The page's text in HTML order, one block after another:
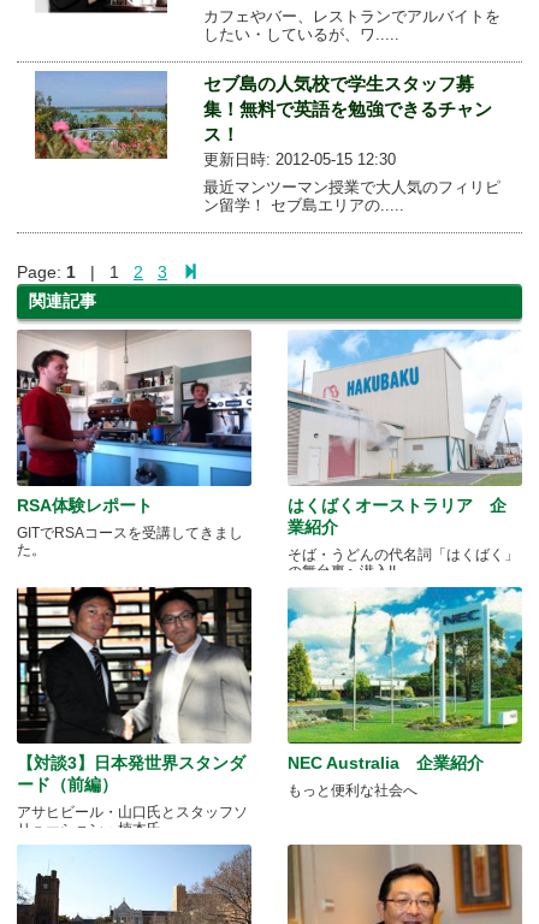
カフェやバー、レストランでアルバイトを
したい・しているが、ワ.....
セブ島の人気校で学生スタッフ募
集！無料で英語を勉強できるチャン
ス！
更新日時: 2012-05-15 12:30
最近マンツーマン授業で大人気のフィリピ
ン留学！ セブ島エリアの.....
Page: 1 | 1 2
3
関連記事
RSA体験レポート
GITでRSAコースを受講してきまし
た。
はくばくオーストラリア 企
業紹介
そば・うどんの代名詞「はくばく」
の舞台裏へ潜入!!
【対談3】日本発世界スタンダ
ード（前編）
アサヒビール・山口氏とスタッフソ
リューション・楠本氏
NEC Australia 企業紹介
もっと便利な社会へ